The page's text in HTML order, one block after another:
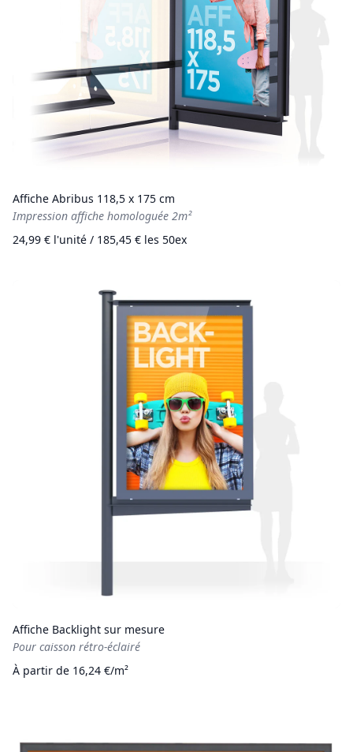
Affiche Abribus 118,5 x 175 cm
Impression affiche homologuée 2m²
24,99 € l'unité / 185,45 € les 50ex
Affiche Backlight sur mesure
Pour caisson rétro-éclairé
À partir de 16,24 €/m²